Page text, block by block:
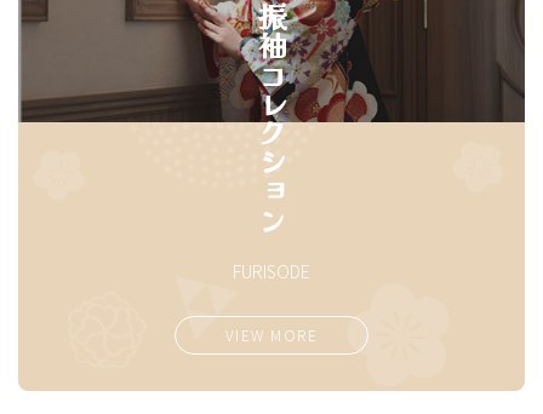
振袖コレクション
FURISODE
VIEW MORE